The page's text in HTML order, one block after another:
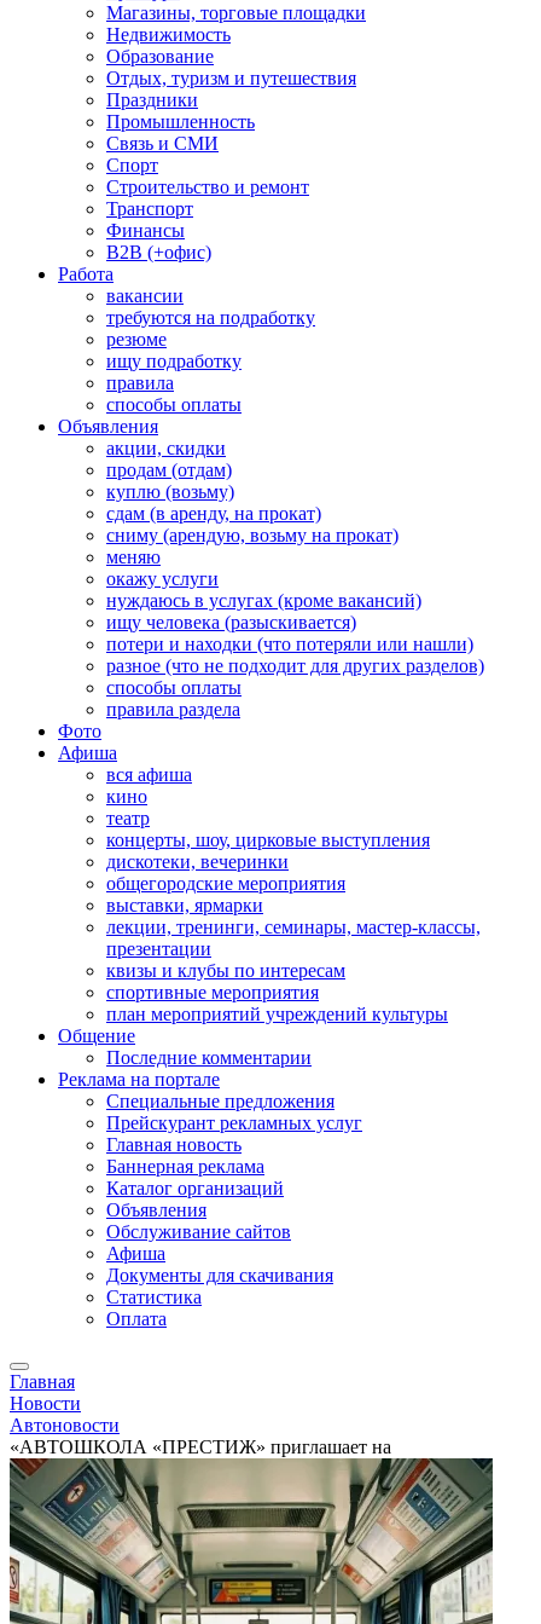
Магазины, торговые площадки
Недвижимость
Образование
Отдых, туризм и путешествия
Праздники
Промышленность
Связь и СМИ
Спорт
Строительство и ремонт
Транспорт
Финансы
B2B (+офис)
Работа
вакансии
требуются на подработку
резюме
ищу подработку
правила
способы оплаты
Объявления
акции, скидки
продам (отдам)
куплю (возьму)
сдам (в аренду, на прокат)
сниму (арендую, возьму на прокат)
меняю
окажу услуги
нуждаюсь в услугах (кроме вакансий)
ищу человека (разыскивается)
потери и находки (что потеряли или нашли)
разное (что не подходит для других разделов)
способы оплаты
правила раздела
Фото
Афиша
вся афиша
кино
театр
концерты, шоу, цирковые выступления
дискотеки, вечеринки
общегородские мероприятия
выставки, ярмарки
лекции, тренинги, семинары, мастер-классы,
презентации
квизы и клубы по интересам
спортивные мероприятия
план мероприятий учреждений культуры
Общение
Последние комментарии
Реклама на портале
Специальные предложения
Прейскурант рекламных услуг
Главная новость
Баннерная реклама
Каталог организаций
Объявления
Обслуживание сайтов
Афиша
Документы для скачивания
Статистика
Оплата
Главная
Новости
Автоновости
«АВТОШКОЛА «ПРЕСТИЖ» приглашает на